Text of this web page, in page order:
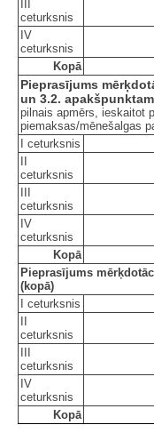
ceturksnis
IV
ceturksnis
Kopā
Pieprasījums
un 3.2. apakšpunktam
pilnais apmērs, ieskaitot
piemaksas/mēnešalgas
I ceturksnis
ceturksnis
ceturksnis
IV
ceturksnis
Kopā
Pieprasījums
(kopā)
I ceturksnis
ceturksnis
ceturksnis
IV
ceturksnis
Kopā